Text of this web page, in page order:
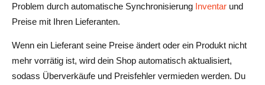
Problem durch automatische Synchronisierung Inventar und
Preise mit Ihren Lieferanten.
Wenn ein Lieferant seine Preise ändert oder ein Produkt nicht
mehr vorrätig ist, wird dein Shop automatisch aktualisiert,
sodass Überverkäufe und Preisfehler vermieden werden. Du